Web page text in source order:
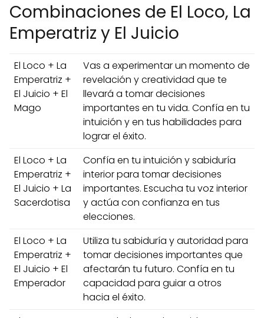
Combinaciones de El Loco, La
Emperatriz y El Juicio
El Loco + La
Emperatriz +
El Juicio + El
Mago
Vas a experimentar un momento de
revelación y creatividad que te
llevará a tomar decisiones
importantes en tu vida. Confía en tu
intuición y en tus habilidades para
lograr el éxito.
El Loco + La
Emperatriz +
El Juicio + La
Sacerdotisa
Confía en tu intuición y sabiduría
interior para tomar decisiones
importantes. Escucha tu voz interior
y actúa con confianza en tus
elecciones.
El Loco + La
Emperatriz +
El Juicio + El
Emperador
Utiliza tu sabiduría y autoridad para
tomar decisiones importantes que
afectarán tu futuro. Confía en tu
capacidad para guiar a otros
hacia el éxito.